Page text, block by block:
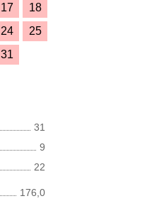
17
18
24
25
31
31
9
22
176,0